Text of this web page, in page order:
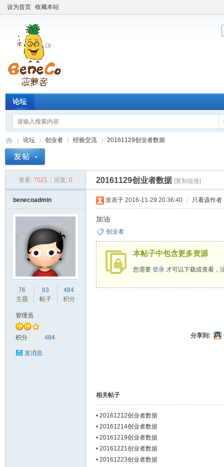
设为首页 收藏本站
论坛
论坛
›
创业者
›
经验交流
›
20161129创业者数据
查看: 7021 回复: 0 20161129创业者数据 [复制链接]
benecoadmin
76
主题
83
帖子
484
积分
管理员
积分 484
发消息
发表于 2016-11-29 20:36:40 只看该作者
加油
创业者
本帖子中包含更多资源
您需要 登录才可以下载或查看，
分享到:
相关帖子
• 20161212创业者数据
• 20161214创业者数据
• 20161219创业者数据
• 20161221创业者数据
• 20161223创业者数据